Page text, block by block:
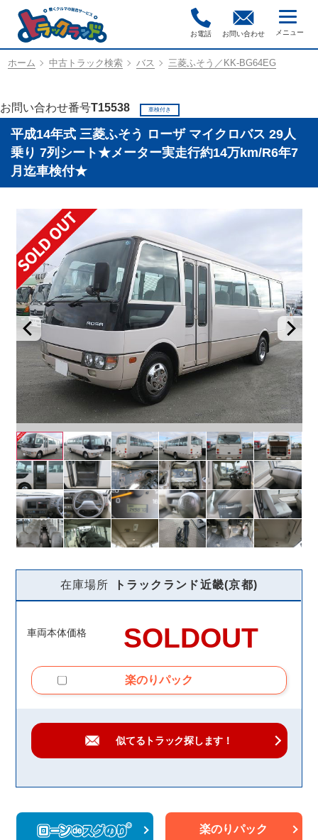
お電話 お問い合わせ
ホーム 中古トラック検索 バス 三菱ふそう／KK-BG64EG
お問い合わせ番号T15538 車検付き
平成14年式 三菱ふそう ローザ マイクロバス 29人
乗り 7列シート★メーター実走行約14万km/R6年7
月迄車検付★
在庫場所 トラックランド近畿(京都)
車両本体価格 SOLDOUT
楽のりパック
似てるトラック探します！
楽のりパック